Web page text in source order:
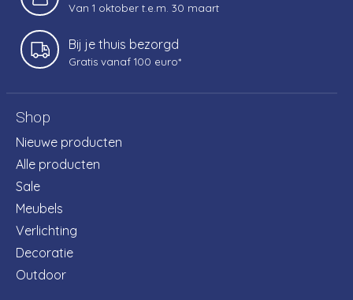
Van 1 oktober t.e.m. 30 maart
Bij je thuis bezorgd
Gratis vanaf 100 euro*
Shop
Nieuwe producten
Alle producten
Sale
Meubels
Verlichting
Decoratie
Outdoor